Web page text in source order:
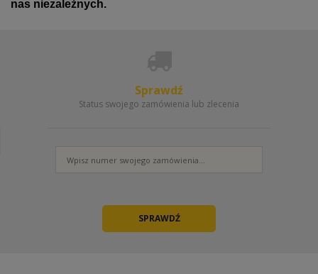
nas niezależnych.
Sprawdź
Status swojego zamówienia lub zlecenia